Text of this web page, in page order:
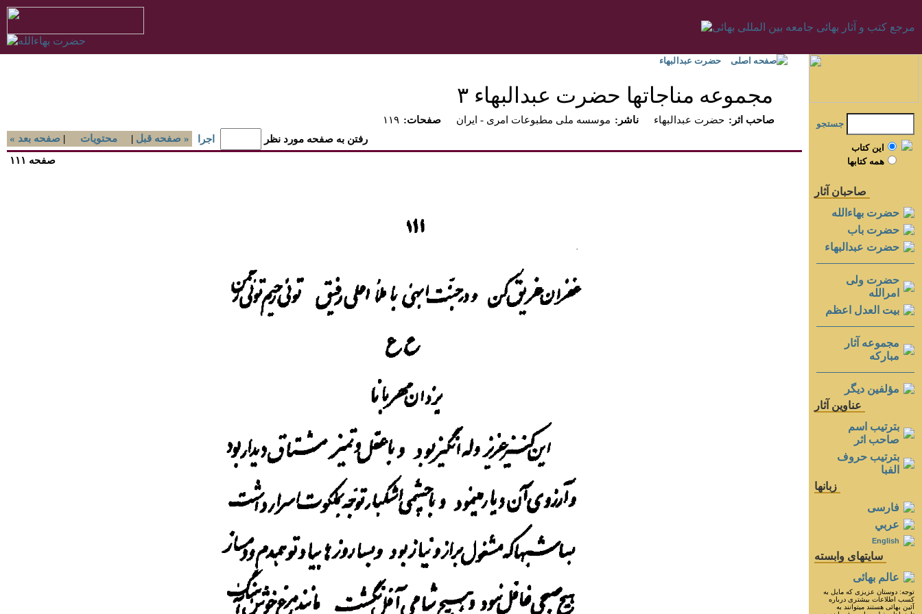
صفحه اصلی حضرت عبدالبهاء
مجموعه مناجاتها حضرت عبدالبهاء ۳
۱۱۹ :صفحات موسسه ملی مطبوعات امری - ايران :ناشر حضرت عبدالبهاء
:صاحب اثر
« صفحه بعد | محتويات | صفحه قبل » رفتن به صفحه مورد نظر
اجرا
جستجو
اين کتاب
همه کتابها
صاحبان آثار
حضرت بهاءالله
حضرت باب
حضرت عبدالبهاء
حضرت ولی
امرالله
بيت العدل اعظم
مجموعه آثار
مباركه
مؤلفين ديگر
عناوين آثار
بترتيب اسم
صاحب اثر
بترتيب حروف
الفبا
زبانها
فارسی
عربي
English
سايتهای وابسته
عالم بهائی
توجه: دوستان عزيزى كه مايل به
كسب اطلاعات بيشترى درباره
آئين بهائى هستند ميتوانند به